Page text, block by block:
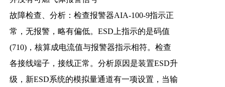
故障检查、分析：检查报警器AIA-100-9指示正
常，无报警，略有偏低。ESD上指示的是码值
(710)，核算成电流值与报警器指示相符。检查
各接线端子，接线正常。分析原因是装置ESD升
级，新ESD系统的模拟量通道有一项设置，当输